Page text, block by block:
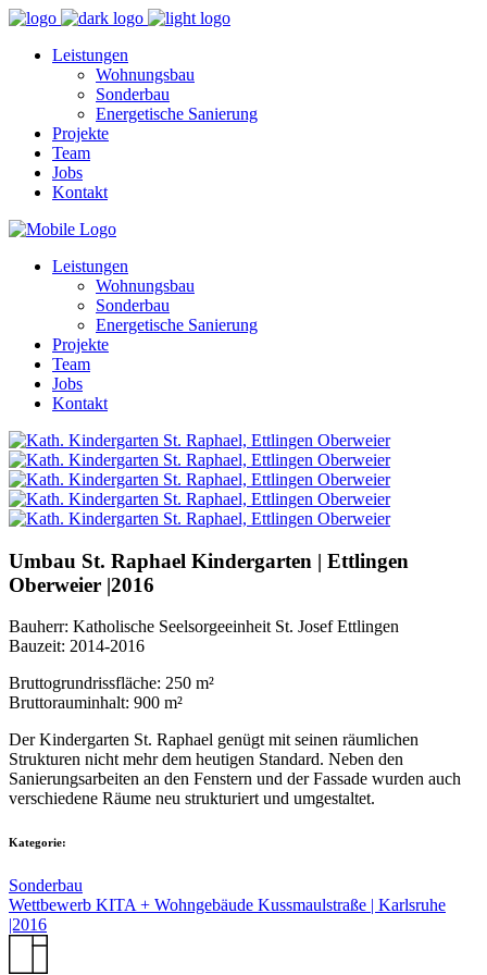
Leistungen
Wohnungsbau
Sonderbau
Energetische Sanierung
Projekte
Team
Jobs
Kontakt
Leistungen
Wohnungsbau
Sonderbau
Energetische Sanierung
Projekte
Team
Jobs
Kontakt
Umbau St. Raphael Kindergarten | Ettlingen
Oberweier |2016
Bauherr: Katholische Seelsorgeeinheit St. Josef Ettlingen
Bauzeit: 2014-2016
Bruttogrundrissfläche: 250 m²
Bruttorauminhalt: 900 m²
Der Kindergarten St. Raphael genügt mit seinen räumlichen
Strukturen nicht mehr dem heutigen Standard. Neben den
Sanierungsarbeiten an den Fenstern und der Fassade wurden auch
verschiedene Räume neu strukturiert und umgestaltet.
Kategorie:
Sonderbau
Wettbewerb KITA + Wohngebäude Kussmaulstraße | Karlsruhe
|2016